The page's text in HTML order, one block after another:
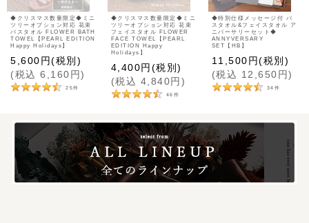
◆クリスマス数量限定◆ミニ
ツリーオプション対応 花束
バスタオル FLOWER BATH
TOWEL【PEARL EDITION
Happy Holidays】
5,600円(税別)
(税込 6,160 円)
25件
◆クリスマス数量限定◆ミニ
ツリーオプション対応 花束
フェイスタオル FLOWER
FACE TOWEL【PEARL
EDITION Happy
Holidays】
4,400円 (税別)
(税込 4,840円 )
46 件
◆特別仕様メッセージ付 バ
スタオル&フェイスタオル ア
ニバーサリーセット◆
ANNYVERSARY
SET【HB】
11,500円(税別)
(税込 12,650 円)
34 件